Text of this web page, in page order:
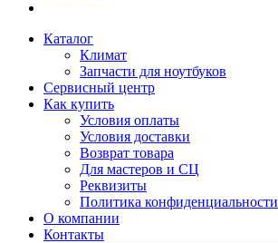
Каталог
Климат
Запчасти для ноутбуков
Сервисный центр
Как купить
Условия оплаты
Условия доставки
Возврат товара
Для мастеров и СЦ
Реквизиты
Политика конфиденциальности
О компании
Контакты